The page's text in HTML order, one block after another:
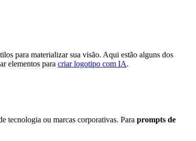
para materializar sua visão. Aqui estão alguns dos
elementos para criar logotipo com IA.
tecnologia ou marcas corporativas. Para prompts de